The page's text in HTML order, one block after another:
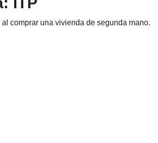
comprar una vivienda de segunda mano.